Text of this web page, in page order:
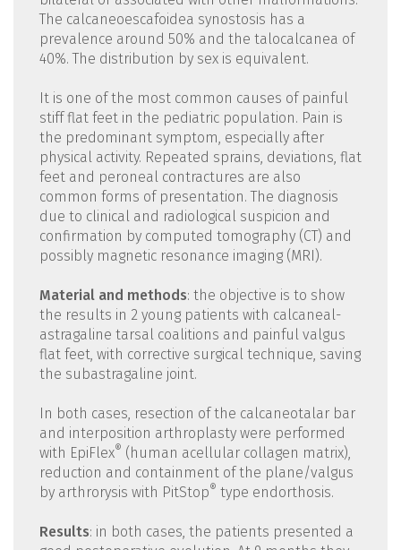
The calcaneoescafoidea synostosis has a
prevalence around 50% and the talocalcanea of
40%. The distribution by sex is equivalent.
It is one of the most common causes of painful
stiff flat feet in the pediatric population. Pain is
the predominant symptom, especially after
physical activity. Repeated sprains, deviations, flat
feet and peroneal contractures are also
common forms of presentation. The diagnosis
due to clinical and radiological suspicion and
confirmation by computed tomography (CT) and
possibly magnetic resonance imaging (MRI).
Material and methods: the objective is to show
the results in 2 young patients with calcaneal-
astragaline tarsal coalitions and painful valgus
flat feet, with corrective surgical technique, saving
the subastragaline joint.
In both cases, resection of the calcaneotalar bar
and interposition arthroplasty were performed
with EpiFlex® (human acellular collagen matrix),
reduction and containment of the plane/valgus
by arthrorysis with PitStop® type endorthosis.
Results: in both cases, the patients presented a